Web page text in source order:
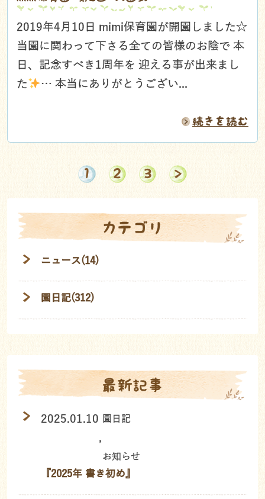
2019年4月10日 mimi保育園が開園しました☆
当園に関わって下さる全ての皆様のお陰で 本
日、記念すべき1周年を 迎える事が出来まし
た
… 本当にありがとうござい...
続きを読む
1 2 3
カテゴリ
ニュース(14)
園日記(312)
最新記事
2025.01.10 園日記
,
お知らせ
『2025年 書き初め』